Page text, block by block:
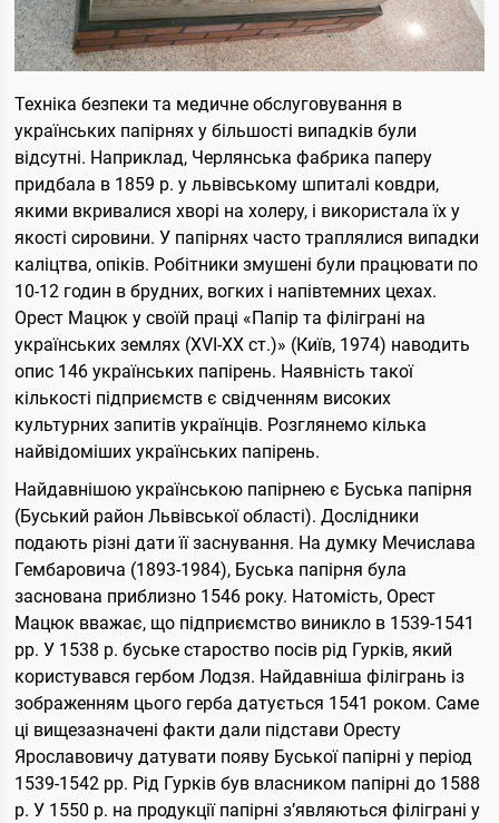
Техніка безпеки та медичне обслуговування в
українських папірнях у більшості випадків були
відсутні. Наприклад, Черлянська фабрика паперу
придбала в 1859 р. у львівському шпиталі ковдри,
якими вкривалися хворі на холеру, і використала їх у
якості сировини. У папірнях часто траплялися випадки
каліцтва, опіків. Робітники змушені були працювати по
10-12 годин в брудних, вогких і напівтемних цехах.
Орест Мацюк у своїй праці «Папір та філіграні на
українських землях (ХVI-XX ст.)» (Київ, 1974) наводить
опис 146 українських папірень. Наявність такої
кількості підприємств є свідченням високих
культурних запитів українців. Розглянемо кілька
найвідоміших українських папірень.
Найдавнішою українською папірнею є Буська папірня
(Буський район Львівської області). Дослідники
подають різні дати її заснування. На думку Мечислава
Гембаровича (1893-1984), Буська папірня була
заснована приблизно 1546 року. Натомість, Орест
Мацюк вважає, що підприємство виникло в 1539-1541
рр. У 1538 р. буське староство посів рід Гурків, який
користувався гербом Лодзя. Найдавніша філігрань із
зображенням цього герба датується 1541 роком. Саме
ці вищезазначені факти дали підстави Оресту
Ярославовичу датувати появу Буської папірні у період
1539-1542 рр. Рід Гурків був власником папірні до 1588
р. У 1550 р. на продукції папірні з’являються філіграні у